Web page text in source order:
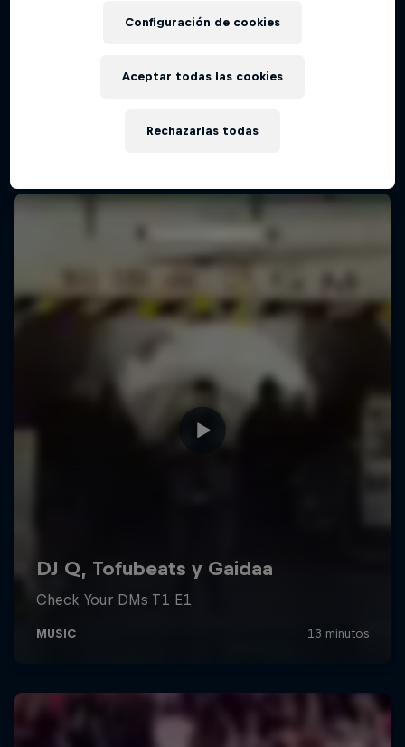
Configuración de cookies
Rechazarlas todas
Aceptar todas las cookies